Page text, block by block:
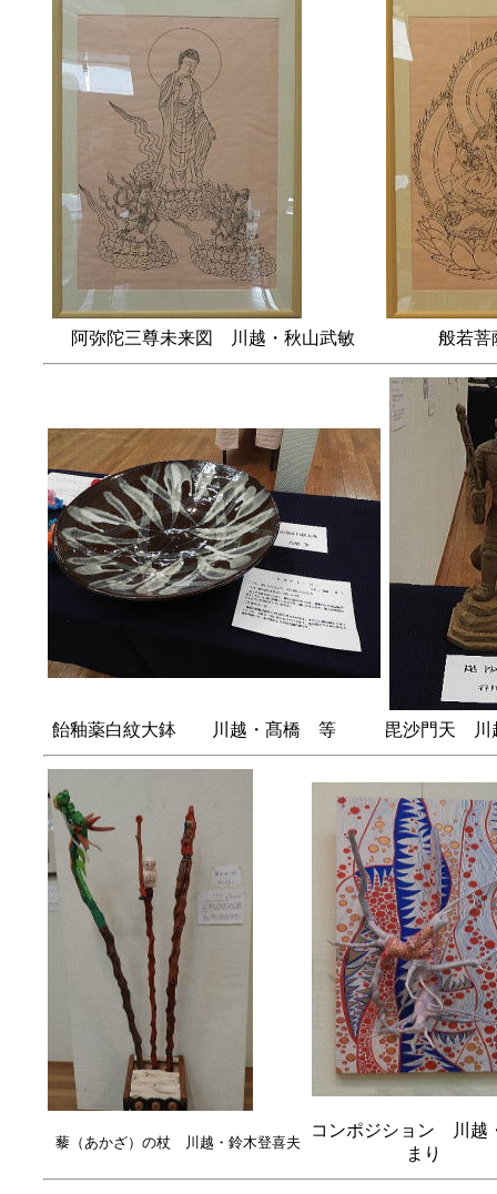
阿弥陀三尊未来図 川越・秋山武敏 般若
飴釉薬白紋大鉢 川越・髙橋 等 毘沙門天 川
藜（あかざ）の杖 川越・鈴木登喜夫
コンポジション 川越
まり